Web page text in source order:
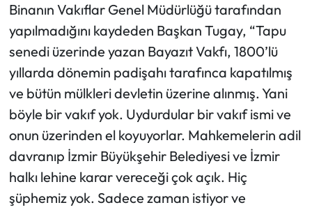
Binanın Vakıflar Genel Müdürlüğü tarafından
yapılmadığını kaydeden Başkan Tugay, “Tapu
senedi üzerinde yazan Bayazıt Vakfı, 1800’lü
yıllarda dönemin padişahı tarafınca kapatılmış
ve bütün mülkleri devletin üzerine alınmış. Yani
böyle bir vakıf yok. Uydurdular bir vakıf ismi ve
onun üzerinden el koyuyorlar. Mahkemelerin adil
davranıp İzmir Büyükşehir Belediyesi ve İzmir
halkı lehine karar vereceği çok açık. Hiç
şüphemiz yok. Sadece zaman istiyor ve